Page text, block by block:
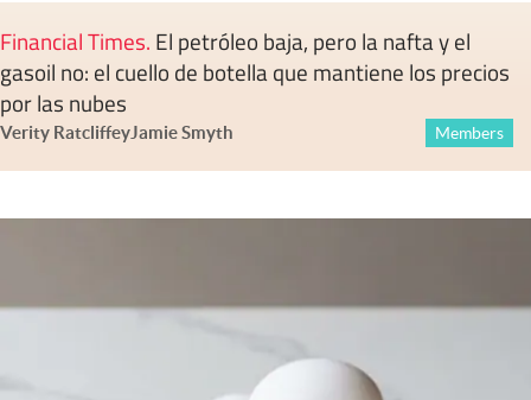
Financial Times. El petróleo baja, pero la nafta y el
gasoil no: el cuello de botella que mantiene los precios
por las nubes
Verity RatcliffeyJamie Smyth Members